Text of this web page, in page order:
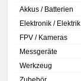
Akkus / Batterien
Elektronik / Elektrik
FPV / Kameras
Messgeräte
Werkzeug